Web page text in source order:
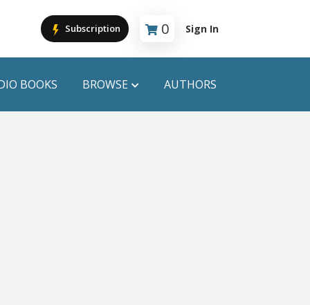
Subscription 0
Cart is empty
Sign In
BOOKS BROWSE AUTHORS